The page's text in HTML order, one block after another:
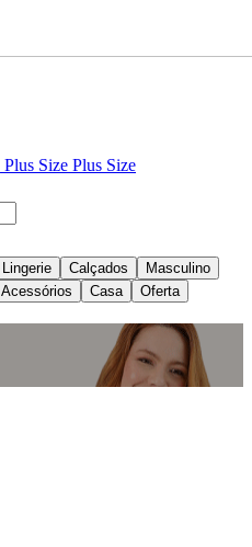
Plus Size Plus Size
Lingerie Calçados
Masculino
Acessórios Casa Oferta